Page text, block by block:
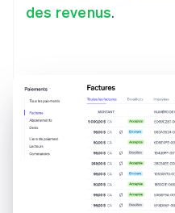
des revenus.